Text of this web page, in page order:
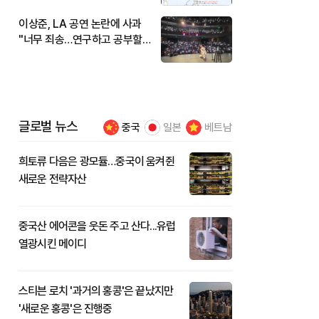
이상준, LA 공연 논란에 사과
"너무 죄송…연구하고 공부할
글로벌 뉴스 중국 일본 베트남
희토류 다음은 광모듈…중국이 움켜쥔
새로운 전략자산
중국산 에어콘을 웃돈 주고 산다...유럽
열광시킨 메이디
스티븐 로치 '과거의 홍콩'은 끝났지만
'새로운 홍콩'은 진행중